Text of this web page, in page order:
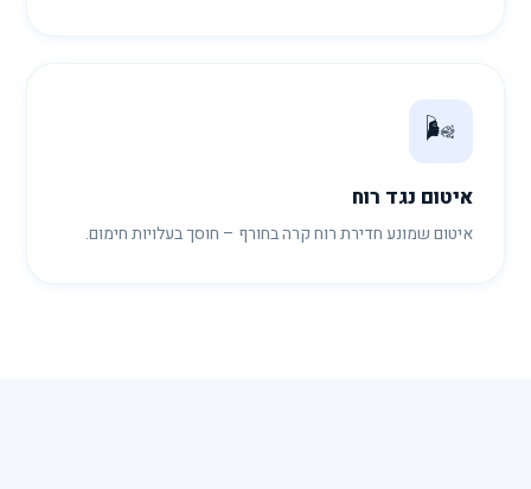
🌬️
איטום נגד רוח
איטום שמונע חדירת רוח קרה בחורף – חוסך בעלויות חימום.